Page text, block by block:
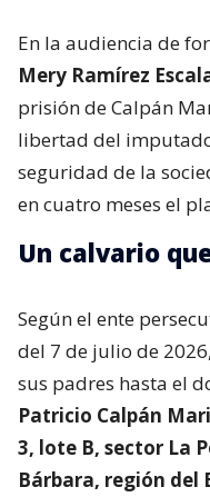
En la audiencia de
Mery Ramírez
prisión de Calpán
libertad del
seguridad de la
en cuatro meses el
Un calvario
Según el ente
del 7 de julio de
sus padres hasta el
Patricio Calpán
3, lote B, sector La
Bárbara, región del